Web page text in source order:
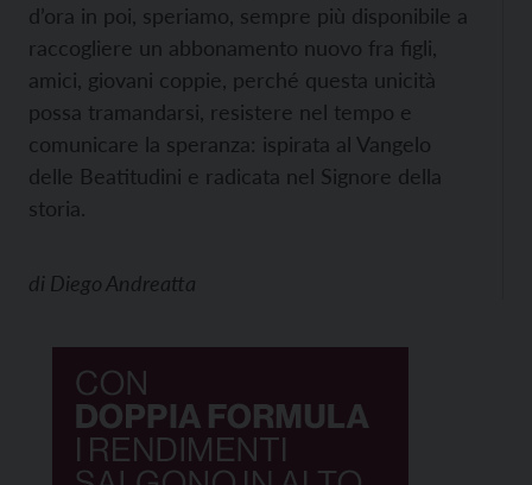
d’ora in poi, speriamo, sempre più disponibile a
raccogliere un abbonamento nuovo fra figli,
amici, giovani coppie, perché questa unicità
possa tramandarsi, resistere nel tempo e
comunicare la speranza: ispirata al Vangelo
delle Beatitudini e radicata nel Signore della
storia.
di Diego Andreatta